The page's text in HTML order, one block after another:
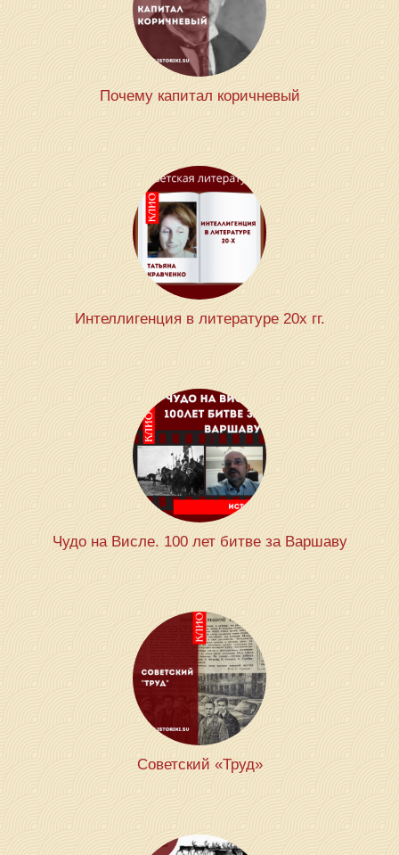
Почему капитал коричневый
Интеллигенция в литературе 20х гг.
Чудо на Висле. 100 лет битве за Варшаву
Советский «Труд»